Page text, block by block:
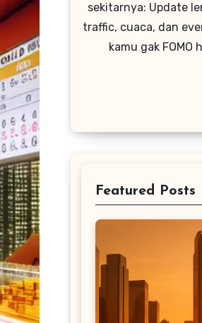
sekitarnya: Update
traffic, cuaca, dan
kamu gak FOMO
Featured Posts